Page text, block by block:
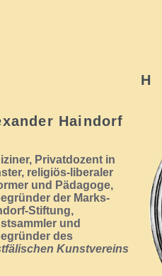
H
Haindorf
Privatdozent in
religiös-liberaler
und Pädagoge,
der Marks-
Stiftung,
und
des
Kunstvereins